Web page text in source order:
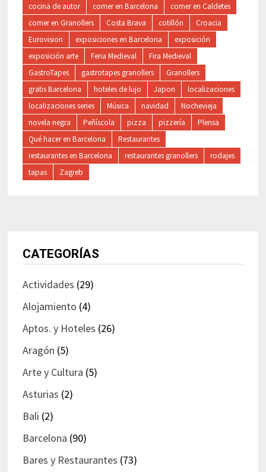
cocina de autor comer en Barcelona
comer en Caldetes
comer en Granollers
Costa Brava cotillón
Croacia
Eurovision
exposiciones en Barcelona
exposición
exposición arte
Feria Medieval
Fira Medieval
GastroTapes
gastrotapes granollers
Granollers
gratis Barcelona
hoteles de lujo Japon
localizaciones
localizaciones series
Música navidad
Nochevieja
novela negra
Peñíscola pizza pizzería
Plensa
Qué hacer en Barcelona
Restaurantes
restaurantes en Barcelona
restaurantes granollers
rodajes
tapas
Zagreb
CATEGORÍAS
Actividades (29)
Alojamiento (4)
Aptos. y Hoteles (26)
Aragón (5)
Arte y Cultura (5)
Asturias (2)
Bali (2)
Barcelona (90)
Bares y Restaurantes (73)